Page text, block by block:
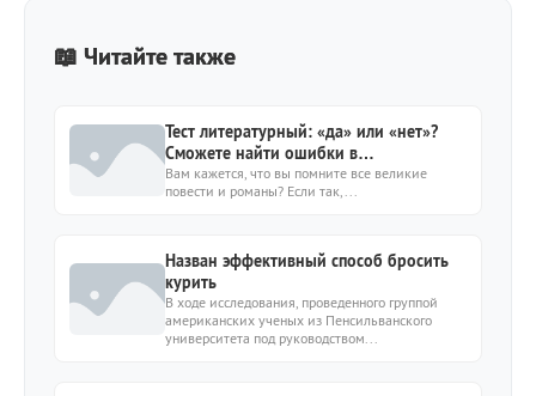
📖 Читайте также
Тест литературный: «да» или «нет»?
Сможете найти ошибки в
утверждениях?
Вам кажется, что вы помните все великие
повести и романы? Если так,...
Назван эффективный способ бросить
курить
В ходе исследования, проведенного группой
американских ученых из Пенсильванского
университета под руководством...